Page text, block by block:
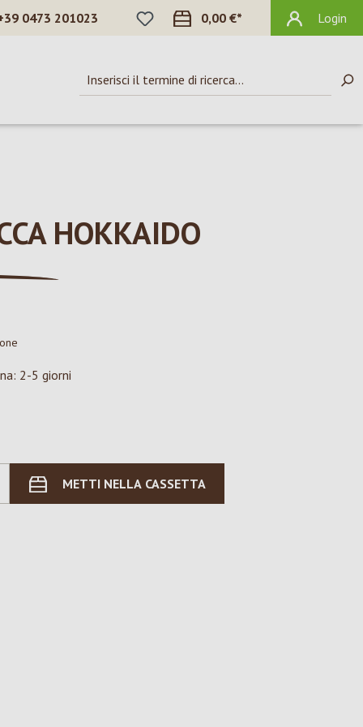
0473 201023
HAI 0 ARTICOLI NELLA LISTA DEI
0,00 €* Login
HOKKAIDO
2-5 giorni
METTI NELLA CASSETTA